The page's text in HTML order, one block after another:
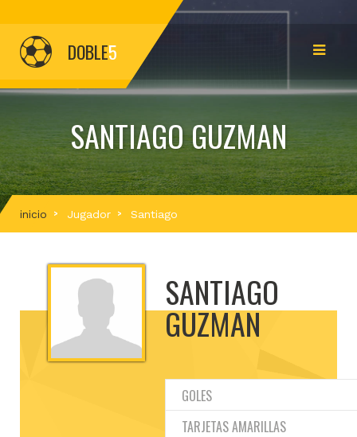
DOBLE5
SANTIAGO GUZMAN
inicio Jugador Santiago
SANTIAGO
GUZMAN
GOLES
TARJETAS AMARILLAS